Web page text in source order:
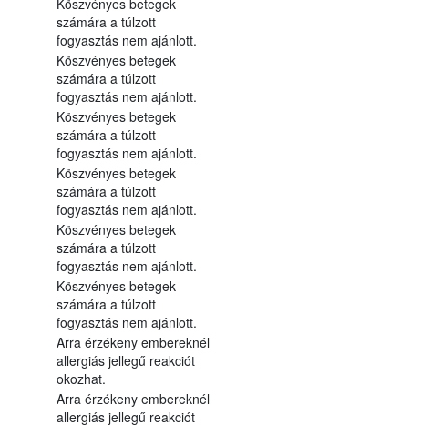
számára a túlzott
fogyasztás nem ajánlott.
Köszvényes betegek
számára a túlzott
fogyasztás nem ajánlott.
Köszvényes betegek
számára a túlzott
fogyasztás nem ajánlott.
Köszvényes betegek
számára a túlzott
fogyasztás nem ajánlott.
Köszvényes betegek
számára a túlzott
fogyasztás nem ajánlott.
Köszvényes betegek
számára a túlzott
fogyasztás nem ajánlott.
Arra érzékeny embereknél
allergiás jellegű reakciót
okozhat.
Arra érzékeny embereknél
allergiás jellegű reakciót